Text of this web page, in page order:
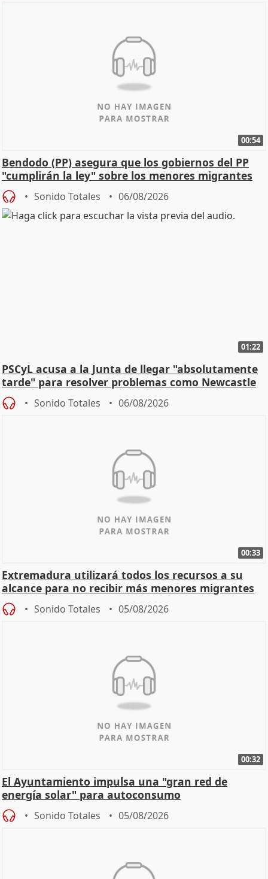
00:54
Bendodo (PP) asegura que los gobiernos del PP
"cumplirán la ley" sobre los menores migrantes
Sonido Totales 06/08/2026
01:22
PSCyL acusa a la Junta de llegar "absolutamente
tarde" para resolver problemas como Newcastle
Sonido Totales 06/08/2026
00:33
Extremadura utilizará todos los recursos a su
alcance para no recibir más menores migrantes
Sonido Totales 05/08/2026
00:32
El Ayuntamiento impulsa una "gran red de
energía solar" para autoconsumo
Sonido Totales 05/08/2026